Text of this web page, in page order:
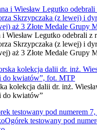
i Wiesław Legutko odebrali z
Skrzypczaka (z lewej) i
aż 3 Złote Medale Grupy
kolekcja dalii dr. inż.
do kwiatów”